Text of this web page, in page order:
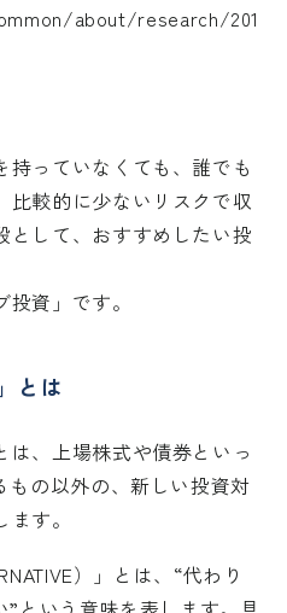
about/research/201
持っていなくても、誰でも
比較的に少ないリスクで収
として、おすすめしたい投
資」です。
とは
は、上場株式や債券といっ
もの以外の、新しい投資対
す。
）」とは、“代わり